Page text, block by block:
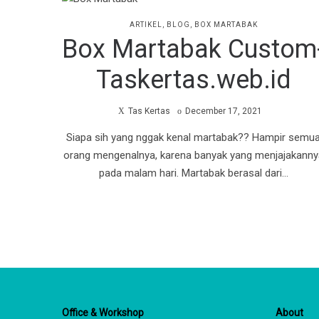
POSTED
ARTIKEL BLOG BOX MARTABAK
Box Martabak
Taskertas.web.id
by
Tas Kertas
Posted
December 17, 2021
Siapa sih yang nggak kenal martabak?? Hampir semua
orang mengenalnya, karena banyak yang
pada malam hari. Martabak berasal dari…
Office & Workshop About